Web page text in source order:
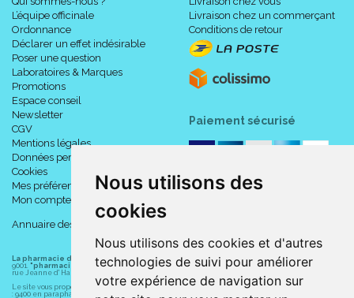
Nous utilisons des
cookies
Nous utilisons des cookies et d'autres
technologies de suivi pour améliorer
votre expérience de navigation sur
L’équipe officinale
Ordonnance
Déclarer un effet indésirable
Poser une question
Laboratoires & Marques
Promotions
Espace conseil
Newsletter
CGV
Mentions légales
Données personnelles
Cookies
Mes préférences Cookies
Mon compte
Annuaire des pharmacies
Livraison chez un commerçant
Conditions de retour
Paiement sécurisé
La pharmacie du centre à Albert (80300) est une pharmacie française certifiée ISO
9001. "pharmacie-du-centre-albert.fr "est le site internet de la pharmacie du centre
rue Jeanne d' Harcourt, 80300 Albert.
Le site vous propose un large choix de plus de 11000 références, au prix les plus bas possible
: 9400 en parapharmacie, animaux, orthopédie, matériel médical. 1700 en médicaments sans